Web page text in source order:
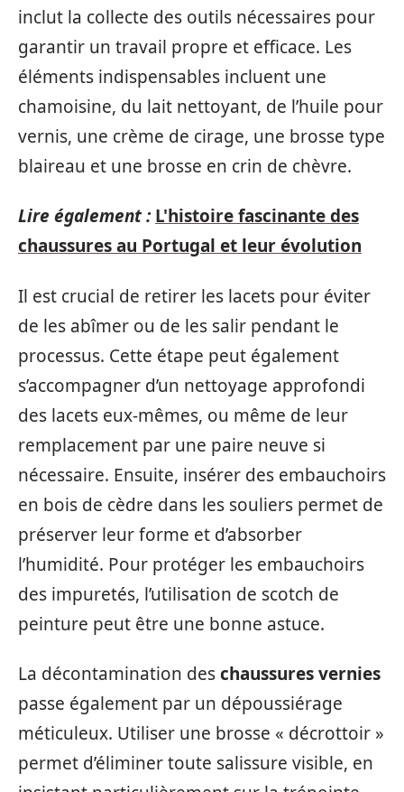
inclut la collecte des outils nécessaires pour
garantir un travail propre et efficace. Les
éléments indispensables incluent une
chamoisine, du lait nettoyant, de l’huile pour
vernis, une crème de cirage, une brosse type
blaireau et une brosse en crin de chèvre.
Lire également : L'histoire fascinante des
chaussures au Portugal et leur évolution
Il est crucial de retirer les lacets pour éviter
de les abîmer ou de les salir pendant le
processus. Cette étape peut également
s’accompagner d’un nettoyage approfondi
des lacets eux-mêmes, ou même de leur
remplacement par une paire neuve si
nécessaire. Ensuite, insérer des embauchoirs
en bois de cèdre dans les souliers permet de
préserver leur forme et d’absorber
l’humidité. Pour protéger les embauchoirs
des impuretés, l’utilisation de scotch de
peinture peut être une bonne astuce.
La décontamination deschaussures vernies
passe également par un dépoussiérage
méticuleux. Utiliser une brosse « décrottoir »
permet d’éliminer toute salissure visible, en